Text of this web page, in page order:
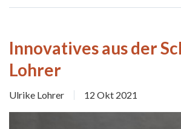
Ulrike Lohrer 12 Okt 2021
Innovatives aus der
Lohrer